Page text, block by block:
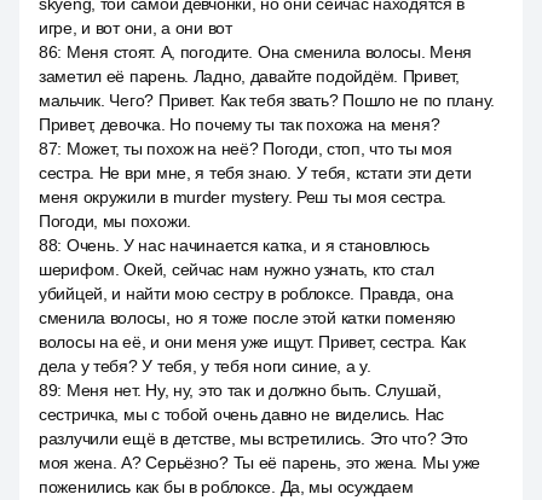
игре, и вот они, а они вот
86: Меня стоят. А, погодите. Она сменила волосы. Меня
заметил её парень. Ладно, давайте подойдём. Привет,
мальчик. Чего? Привет. Как тебя звать? Пошло не по плану.
Привет, девочка. Но почему ты так похожа на меня?
87: Может, ты похож на неё? Погоди, стоп, что ты моя
сестра. Не ври мне, я тебя знаю. У тебя, кстати эти дети
меня окружили в murder mystery. Реш ты моя сестра.
Погоди, мы похожи.
88: Очень. У нас начинается катка, и я становлюсь
шерифом. Окей, сейчас нам нужно узнать, кто стал
убийцей, и найти мою сестру в роблоксе. Правда, она
сменила волосы, но я тоже после этой катки поменяю
волосы на её, и они меня уже ищут. Привет, сестра. Как
дела у тебя? У тебя, у тебя ноги синие, а у.
89: Меня нет. Ну, ну, это так и должно быть. Слушай,
сестричка, мы с тобой очень давно не виделись. Нас
разлучили ещё в детстве, мы встретились. Это что? Это
моя жена. А? Серьёзно? Ты её парень, это жена. Мы уже
поженились как бы в роблоксе. Да, мы осуждаем